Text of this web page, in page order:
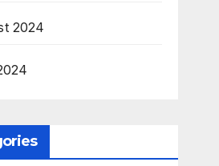
2024